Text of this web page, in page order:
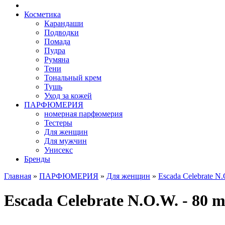
Косметика
Карандаши
Подводки
Помада
Пудра
Румяна
Тени
Тональный крем
Тушь
Уход за кожей
ПАРФЮМЕРИЯ
номерная парфюмерия
Тестеры
Для женщин
Для мужчин
Унисекс
Бренды
Главная » ПАРФЮМЕРИЯ » Для женщин » Escada Celebrate
Escada Celebrate N.O.W. - 80